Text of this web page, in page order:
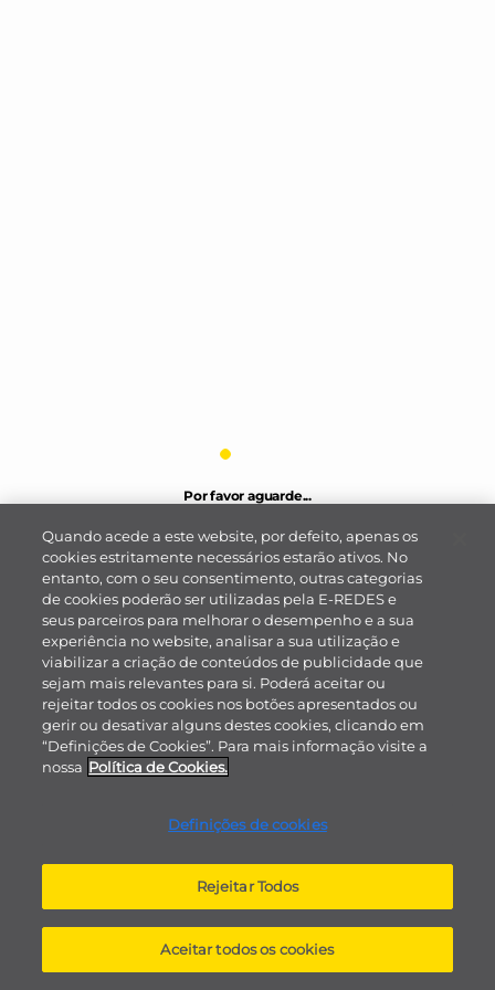
Quando acede a este website, por defeito, apenas os
cookies estritamente necessários estarão ativos. No
entanto, com o seu consentimento, outras categorias
de cookies poderão ser utilizadas pela E-REDES e
seus parceiros para melhorar o desempenho e a sua
experiência no website, analisar a sua utilização e
viabilizar a criação de conteúdos de publicidade que
sejam mais relevantes para si. Poderá aceitar ou
rejeitar todos os cookies nos botões apresentados ou
gerir ou desativar alguns destes cookies, clicando em
“Definições de Cookies”. Para mais informação visite a
nossa Política de Cookies.
Definições de cookies
Rejeitar Todos
Aceitar todos os cookies